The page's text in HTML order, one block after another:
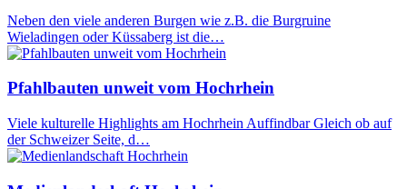
Neben den viele anderen Burgen wie z.B. die Burgruine
Wieladingen oder Küssaberg ist die…
Pfahlbauten unweit vom Hochrhein
Viele kulturelle Highlights am Hochrhein Auffindbar Gleich ob auf
der Schweizer Seite, d…